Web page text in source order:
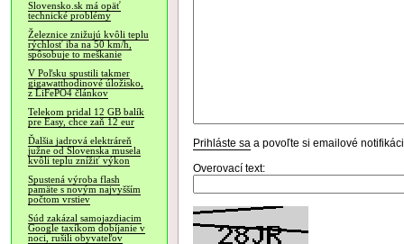
Slovensko.sk má opäť
technické problémy
Železnice znižujú kvôli teplu
rýchlosť iba na 50 km/h,
spôsobuje to meškanie
V Poľsku spustili takmer
gigawatthodinové úložisko,
z LiFePO4 článkov
Telekom pridal 12 GB balík
pre Easy, chce zaň 12 eur
Ďalšia jadrová elektráreň
južne od Slovenska musela
kvôli teplu znížiť výkon
Spustená výroba flash
pamäte s novým najvyšším
počtom vrstiev
Súd zakázal samojazdiacim
Google taxíkom dobíjanie v
noci, rušili obyvateľov
Prihláste sa a povoľte si emailové
Overovací text: